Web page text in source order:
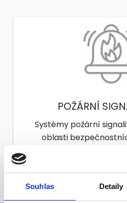
Souhlas Detaily
POŽÁRNÍ
Systémy požární
oblasti
významné
Více